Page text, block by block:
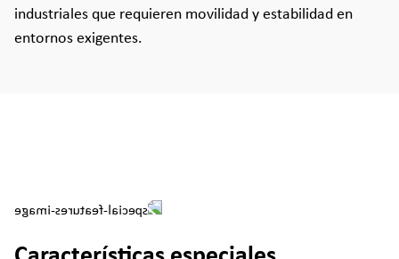
industriales que requieren movilidad y estabilidad en
entornos exigentes.